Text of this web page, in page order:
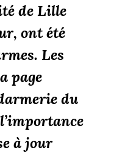
de Lille
ont été
Les
page
du
à jour